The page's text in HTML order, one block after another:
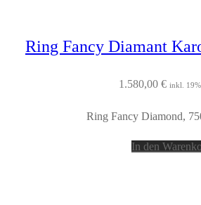
Ring Fancy Diamant
1.580,00 € inkl. 19%
Ring Fancy Diamond,
In den